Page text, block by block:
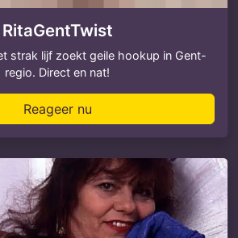
RitaGentTwist
strak lijf zoekt geile hookup in Gent-
regio. Direct en nat!
Reageer nu